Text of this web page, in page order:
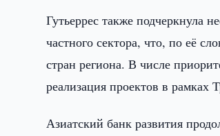
Гутьеррес также подчеркнула
частного сектора, что, по её
стран региона. В числе
реализация проектов в рамках
Азиатский банк развития